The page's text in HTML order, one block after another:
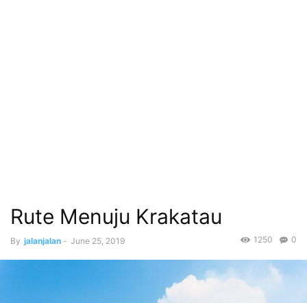
Rute Menuju Krakatau
By jalanjalan - June 25, 2019 0
1250